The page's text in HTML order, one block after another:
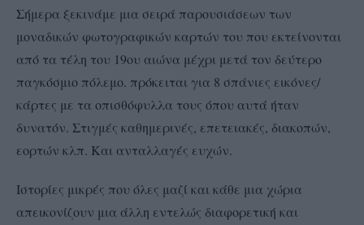
Σήμερα ξεκινάμε μια σειρά παρουσιάσεων των
μοναδικών φωτογραφικών καρτών του που εκτείνονται
από τα τέλη του 19ου αιώνα μέχρι μετά τον δεύτερο
παγκόσμιο πόλεμο. πρόκειται για 8 σπάνιες εικόνες/
κάρτες με τα οπισθόφυλλα τους όπου αυτά ήταν
δυνατόν. Στιγμές καθημερινές, επετειακές, διακοπών,
εορτών κλπ. Και ανταλλαγές ευχών.
Ιστορίες μικρές που όλες μαζί και κάθε μια χώρια
απεικονίζουν μια άλλη εντελώς διαφορετική και